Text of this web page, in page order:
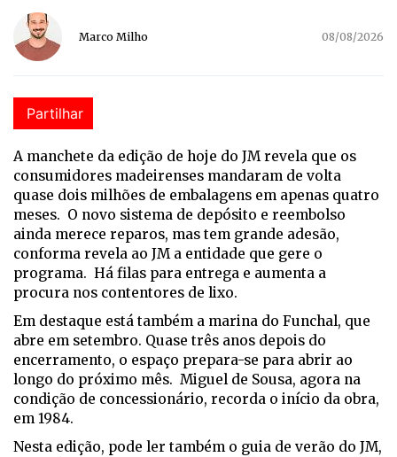
Marco Milho 08/08/2026
Partilhar
A manchete da edição de hoje do JM revela que os
consumidores madeirenses mandaram de volta
quase dois milhões de embalagens em apenas quatro
meses. O novo sistema de depósito e reembolso
ainda merece reparos, mas tem grande adesão,
conforma revela ao JM a entidade que gere o
programa. Há filas para entrega e aumenta a
procura nos contentores de lixo.
Em destaque está também a marina do Funchal, que
abre em setembro. Quase três anos depois do
encerramento, o espaço prepara-se para abrir ao
longo do próximo mês. Miguel de Sousa, agora na
condição de concessionário, recorda o início da obra,
em 1984.
Nesta edição, pode ler também o guia de verão do JM,